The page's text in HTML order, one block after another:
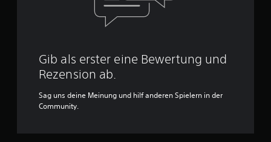
Gib als erster eine Bewertung und
Rezension ab.
Sag uns deine Meinung und hilf anderen Spielern in der
Community.